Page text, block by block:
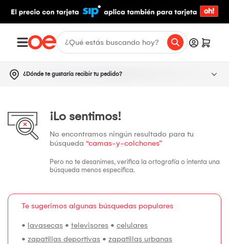
¿Dónde te gustaría recibir tu pedido?
¡Lo sentimos!
No encontramos ningún resultado para tu
búsqueda “camas-y-colchones”
Pero no te desanimes, verifica la ortografía o intenta una
búsqueda menos específica.
Te sugerimos algunas búsquedas populares
• lavasecas • televisores • celulares
• zapatillas deportivas • zapatillas urbanas